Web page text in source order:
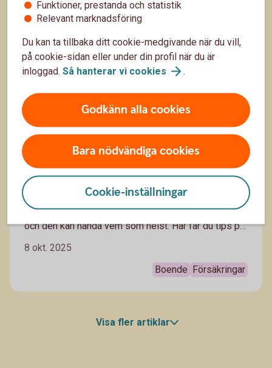
Boende
Förebygga vattenskada - vad gör du om
olyckan skett?
Vattenskada är ingen trevlig överraskning i hemmet
och den kan hända vem som helst. Här får du tips på
agera om olyckan redan inträffat.
8 okt. 2025
Boende Försäkringar
Visa fler artiklar
Funktioner, prestanda och statistik
Relevant marknadsföring
Du kan ta tillbaka ditt cookie-medgivande när du vill,
på cookie-sidan eller under din profil när du är
inloggad. Så hanterar vi cookies .
Godkänn alla cookies
Bara nödvändiga cookies
Cookie-inställningar